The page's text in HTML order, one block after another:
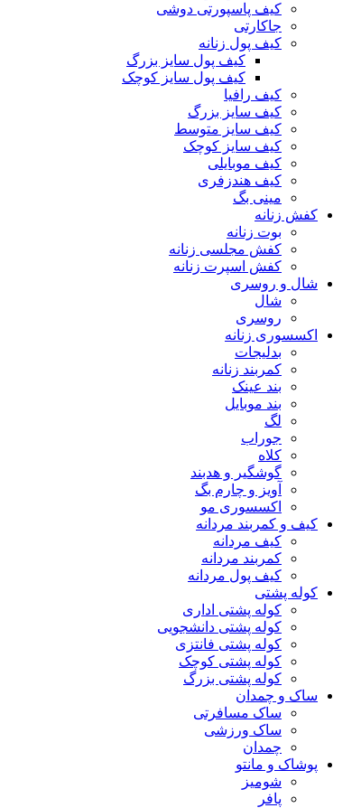
کیف پاسپورتی دوشی
جاکارتی
کیف پول زنانه
کیف پول سایز بزرگ
کیف پول سایز کوچک
کیف رافیا
کیف سایز بزرگ
کیف سایز متوسط
کیف سایز کوچک
کیف موبایلی
کیف هندزفری
مینی بگ
کفش زنانه
بوت زنانه
کفش مجلسی زنانه
کفش اسپرت زنانه
شال و روسری
شال
روسری
اکسسوری زنانه
بدلیجات
کمربند زنانه
بند عینک
بند موبایل
لگ
جوراب
کلاه
گوشگیر و هدبند
آویز و چارم بگ
اکسسوری مو
کیف و کمربند مردانه
کیف مردانه
کمربند مردانه
کیف پول مردانه
کوله پشتی
کوله پشتی اداری
کوله پشتی دانشجویی
کوله پشتی فانتزی
کوله پشتی کوچک
کوله پشتی بزرگ
ساک و چمدان
ساک مسافرتی
ساک ورزشی
چمدان
پوشاک و مانتو
شومیز
پافر